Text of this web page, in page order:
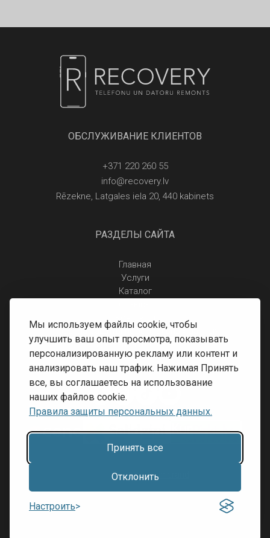
Мы используем файлы cookie, чтобы
улучшить ваш опыт просмотра, показывать
персонализированную рекламу или контент и
анализировать наш трафик. Нажимая Принять
все, вы соглашаетесь на использование
наших файлов cookie.
Правила защиты персональных данных.
Принять все
Отклонить
Настроить
ОБСЛУЖИВАНИЕ КЛИЕНТОВ
+371 220 260 55
info@recovery.lv
Rēzekne, Latgales iela 20, 440 kabinets
РАЗДЕЛЫ САЙТА
Главная
Услуги
Каталог
Правила защиты персональных данных
Доставка и оплата
Условия возврата
Разработка сайта:Inibrand
© 2016 - 2026, SIA RECOVERY,